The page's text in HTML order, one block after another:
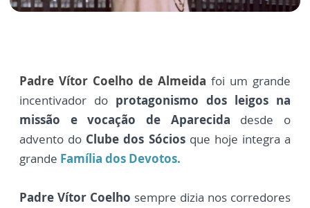
Padre Vítor Coelho de Almeida foi um grande
incentivador do protagonismo dos leigos na
missão e vocação de Aparecida desde o
advento do Clube dos Sóciosque hoje integra a
grande Família dos Devotos.
Padre Vítor Coelho sempre dizia nos corredores